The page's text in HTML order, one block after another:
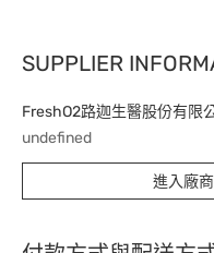
SUPPLIER
FreshO2路迦生醫股份有限
undefined
進入廠